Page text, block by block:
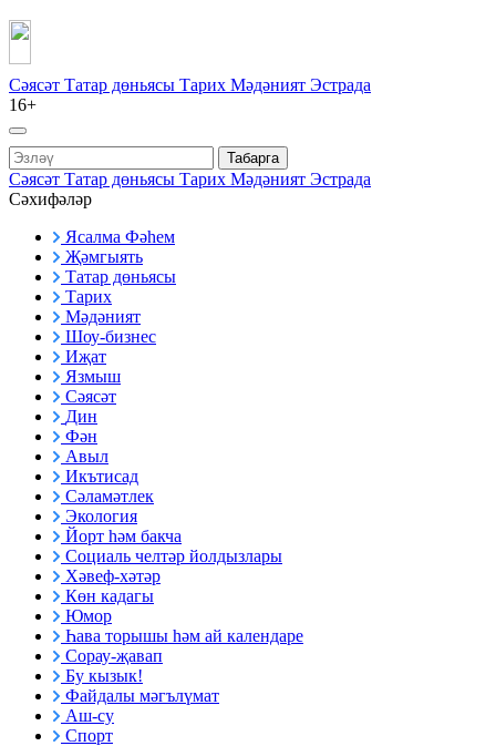
Сәясәт Татар дөньясы Тарих Мәдәният Эстрада
16+
Табарга
Сәясәт Татар дөньясы Тарих Мәдәният Эстрада
Сәхифәләр
Ясалма Фәһем
Җәмгыять
Татар дөньясы
Тарих
Мәдәният
Шоу-бизнес
Иҗат
Язмыш
Сәясәт
Дин
Фән
Авыл
Икътисад
Сәламәтлек
Экология
Йорт һәм бакча
Социаль челтәр йолдызлары
Хәвеф-хәтәр
Көн кадагы
Юмор
Һава торышы һәм ай календаре
Сорау-җавап
Бу кызык!
Файдалы мәгълүмат
Аш-су
Спорт